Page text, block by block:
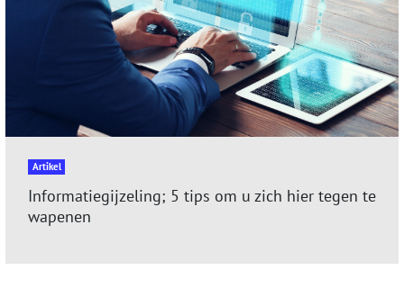
Artikel
Informatiegijzeling; 5 tips om u zich hier tegen te
wapenen